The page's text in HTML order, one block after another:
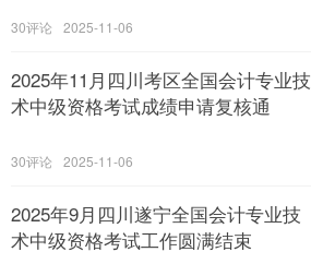
30 2025-11-06
2025年11月四川考区全国会计专业技
术中级资格考试成绩申请复核通
30 2025-11-06
2025年9月四川遂宁全国会计专业技
术中级资格考试工作圆满结束